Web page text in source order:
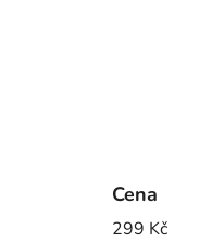
Cena
299 Kč